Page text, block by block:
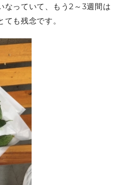
なっていて、もう2 ～ 3週間は
も残念です。